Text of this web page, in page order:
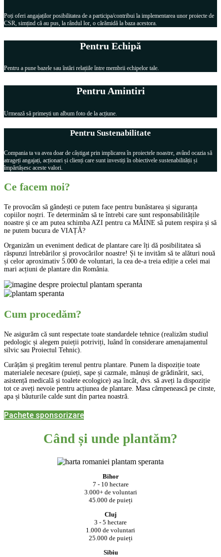
Poți oferi angajaților posibilitatea de a participa/contribui la implementarea unor proiecte de
CSR, simțind că au pus, la rândul lor, o cărămidă la baza acestora.
Pentru Echipă
Pentru a pune bazele sau întări relațiile între membrii echipelor tale.
Pentru Amintiri
Urmează să primești un album foto de la acțiune.
Pentru Sustenabilitate
Compania ta va avea doar de câștigat prin implicarea în proiectele noastre, având ocazia să
atrageți angajați, acționari și clienți care sunt investiți în obiectivele sustenabilității și
împărtășesc aceste valori.
Ce facem noi?
Te provocăm să gândești ce putem face pentru bunăstarea și siguranța
copiilor noștri. Te determinăm să te întrebi care sunt responsabilitățile
noastre și ce am putea schimba AZI pentru ca MÂINE să putem respira și să
ne putem bucura de VIAȚĂ?
Organizăm un eveniment dedicat de plantare care îți dă posibilitatea să
răspunzi întrebărilor și provocărilor noastre! Și te invităm să te alături nouă
și celor aproximativ 5.000 de voluntari, la cea de-a treia ediție a celei mai
mari acțiuni de plantare din România.
Cum procedăm?
Ne asigurăm că sunt respectate toate standardele tehnice (realizăm studiul
pedologic și alegem puieții potriviți, luând în considerare amenajamentul
silvic sau Proiectul Tehnic).
Curățăm și pregătim terenul pentru plantare. Punem la dispoziție toate
materialele necesare (puieți, sape și cazmale, mănuși de grădinărit, saci,
asistență medicală și toalete ecologice) așa încât, dvs. să aveți la dispoziție
tot ce aveți nevoie pentru acțiunea de plantare. Masa câmpenească pe cinste,
apa și băuturile calde sunt din partea noastră.
Pachete sponsorizare
Când și unde plantăm?
Bihor
7 - 10 hectare
3.000+ de voluntari
45.000 de puieți
Cluj
3 - 5 hectare
1.000 de voluntari
25.000 de puieți
Sibiu